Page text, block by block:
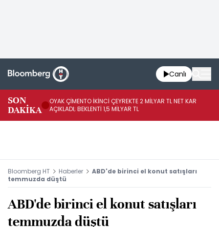
Canlı
SON
DAKİKA
OYAK ÇİMENTO İKİNCİ ÇEYREKTE 2 MİLYAR TL NET KAR
AÇIKLADI; BEKLENTİ 1,5 MİLYAR TL
Bloomberg HT Haberler
ABD'de birinci el konut satışları
temmuzda düştü
ABD'de birinci el konut satışları
temmuzda düştü